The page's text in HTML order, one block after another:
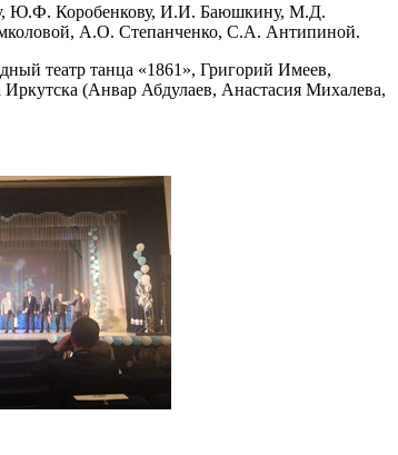
Ю.Ф. Коробенкову, И.И. Баюшкину, М.Д.
А.О. Степанченко, С.А. Антипиной.
театр танца «1861», Григорий Имеев,
(Анвар Абдулаев, Анастасия Михалева,